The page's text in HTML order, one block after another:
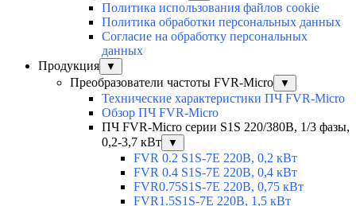
Политика использования файлов cookie
Политика обработки персональных данных
Согласие на обработку персональных
данных
Продукция
▼
Преобразователи частоты FVR-Micro ▼
Технические характеристики ПЧ FVR-Micro
Обзор ПЧ FVR-Micro
ПЧ FVR-Micro серии S1S 220/380В, 1/3 фазы,
0,2-3,7 кВт
▼
FVR 0.2 S1S-7E 220В, 0,2 кВт
FVR 0.4 S1S-7E 220В, 0,4 кВт
FVR0.75S1S-7E 220В, 0,75 кВт
FVR1.5S1S-7E 220В, 1,5 кВт